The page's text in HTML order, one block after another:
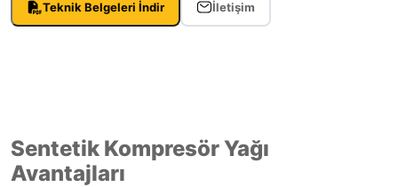
Teknik Belgeleri İndir İletişim
Sentetik Kompresör Yağı
Avantajları